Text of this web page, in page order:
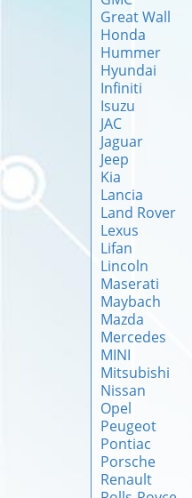
Great Wall
Honda
Hummer
Hyundai
Infiniti
Isuzu
JAC
Jaguar
Jeep
Kia
Lancia
Land Rover
Lexus
Lifan
Lincoln
Maserati
Maybach
Mazda
Mercedes
MINI
Mitsubishi
Nissan
Opel
Peugeot
Pontiac
Porsche
Renault